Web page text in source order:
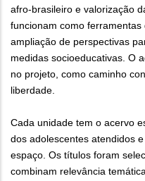
afro-brasileiro e valorização
funcionam como
ampliação de perspectivas
medidas socioeducativas. O
no projeto, como caminho
liberdade.
Cada unidade tem o acervo
dos adolescentes atendidos
espaço. Os títulos foram
combinam relevância